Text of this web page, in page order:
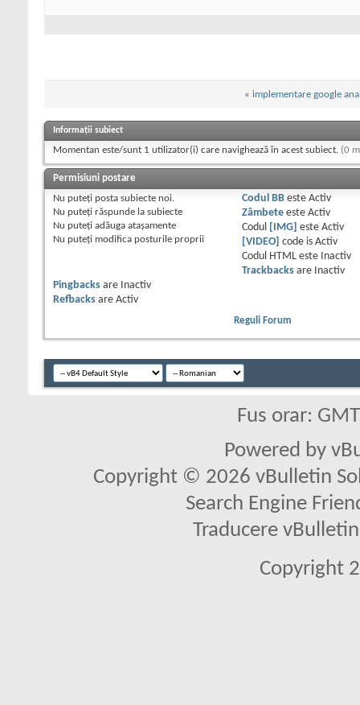
« implementare google
Informații subiect
Momentan este/sunt 1 utilizator(i) care navighează în acest subiect. (0
Permisiuni postare
Nu puteţi posta subiecte noi.
Nu puteţi răspunde la subiecte
Nu puteţi adăuga ataşamente
Nu puteţi modifica posturile proprii
Codul BBeste Activ
Zâmbeteeste Activ
Codul
[IMG] este Activ
[VIDEO]
code is Activ
Codul HTML este
Inactiv
Trackbacksare
Inactiv
Pingbacks are
Inactiv
Refbacks are Activ
Reguli Forum
Fus orar:
Powered by
Copyright © 2026 vBulletin
Search Engine
Traducere
Copyright